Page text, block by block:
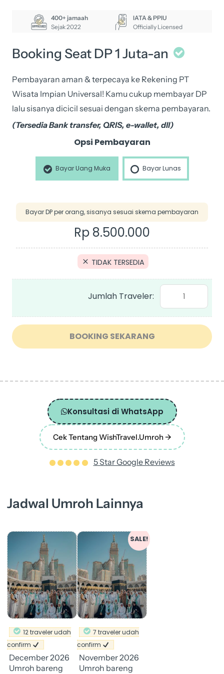
400+ jamaah
Sejak 2022
IATA & PPIU
Officially Licensed
Booking Seat DP 1 Juta-an
Pembayaran aman & terpecaya ke Rekening PT
Wisata Impian Universal! Kamu cukup membayar DP
lalu sisanya dicicil sesuai dengan skema pembayaran.
(Tersedia Bank transfer, QRIS, e-wallet, dll)
Opsi Pembayaran
Bayar Uang Muka Bayar Lunas
Bayar DP per orang, sisanya sesuai skema pembayaran
Rp 8.500.000
TIDAK TERSEDIA
Apr
-
2023
Oman
quantity
BOOKING SEKARANG
Konsultasi di WhatsApp
Cek Tentang WishTravel.Umroh ->
5 Star Google Reviews
Jadwal Umroh Lainnya
12 traveler udah
confirm
December 2026
Umroh bareng
SALE!
7 traveler udah
confirm
November 2026
Umroh bareng
Original
price
was:
Rp 31.900.000.
Current
price
is:
Rp 30.900.000.